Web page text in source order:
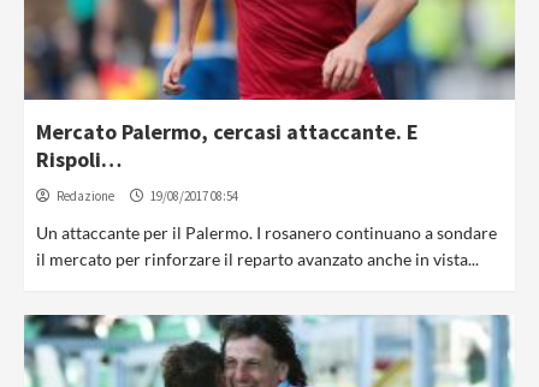
Mercato Palermo, cercasi attaccante. E
Rispoli…
Redazione 19/08/2017 08:54
Un attaccante per il Palermo. I rosanero continuano a sondare
il mercato per rinforzare il reparto avanzato anche in vista...